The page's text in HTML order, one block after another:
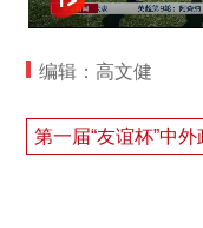
编辑：高文健
第一届“友谊杯”中